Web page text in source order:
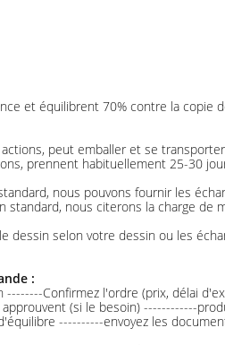
et équilibrent 70% contre la copie
actions, peut emballer et se
prennent habituellement 25-30
nous pouvons fournir les
standard, nous citerons la charge
dessin selon votre dessin ou les
:
--------Confirmez l'ordre (prix, délai
(si le besoin) ------------
----------envoyez les